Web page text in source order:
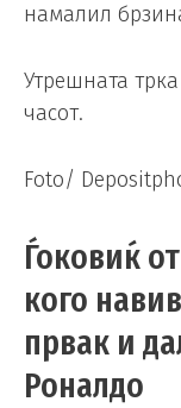
намалил
Утрешната
часот.
Foto/
Ѓоковиќ
кого
првак и
Роналдо